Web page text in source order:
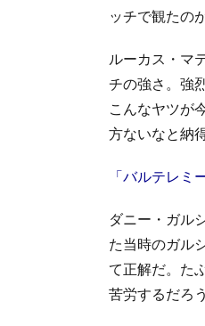
ッチで観たの
ルーカス・マ
チの強さ。強
こんなヤツが
方ないなと納
「バルテレミ
ダニー・ガル
た当時のガル
て正解だ。た
苦労するだろう